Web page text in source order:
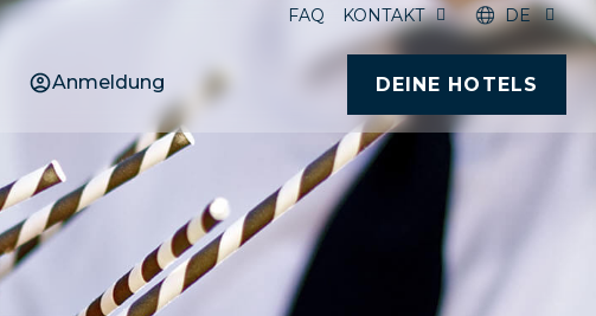
FAQ KONTAKT DE
Anmeldung DEINE HOTELS